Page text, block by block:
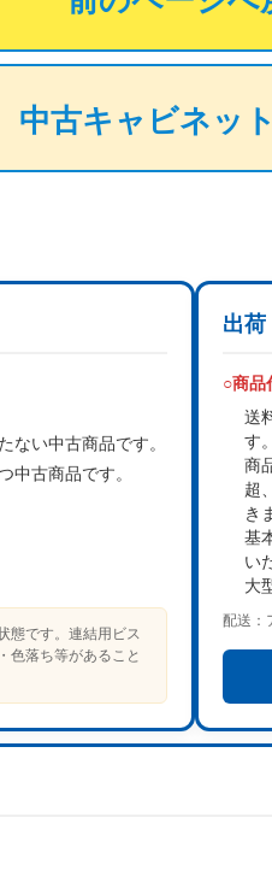
中古キャビネッ
ない中古商品です。
中古商品です。
態です。連結用ビス
色落ち等があること
出荷
○商品
送
す
商
超
き
基
い
大
配送：